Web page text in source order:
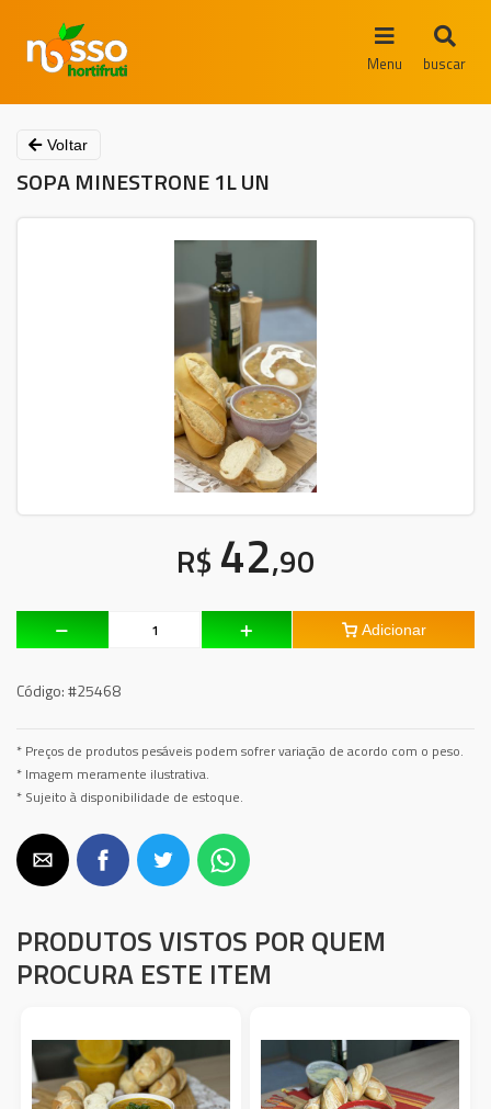
Menu buscar
Voltar
SOPA MINESTRONE 1L UN
R$ 42,90
Adicionar
Código:#25468
* Preços de produtos pesáveis podem sofrer variação de acordo com o peso.
* Imagem meramente ilustrativa.
* Sujeito à disponibilidade de estoque.
PRODUTOS VISTOS POR QUEM
PROCURA ESTE ITEM